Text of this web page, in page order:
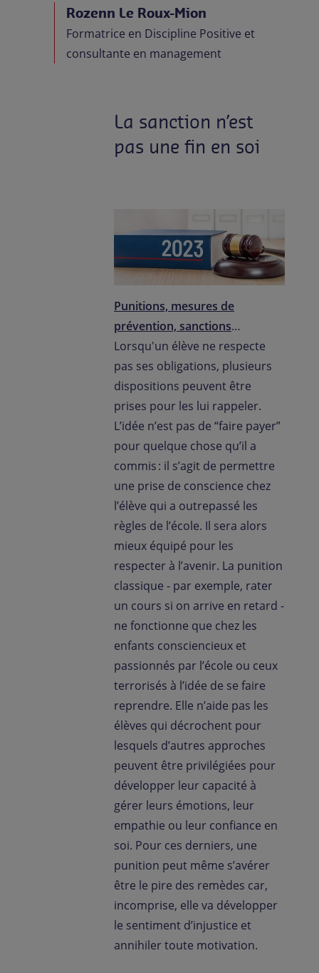
Rozenn Le Roux-Mion
Formatrice en Discipline Positive et
consultante en management
La sanction n’est
pas une fin en soi
Punitions, mesures de
prévention, sanctions…
Lorsqu'un élève ne respecte
pas ses obligations, plusieurs
dispositions peuvent être
prises pour les lui rappeler.
L’idée n’est pas de “faire payer”
pour quelque chose qu’il a
commis : il s’agit de permettre
une prise de conscience chez
l’élève qui a outrepassé les
règles de l’école. Il sera alors
mieux équipé pour les
respecter à l’avenir. La punition
classique - par exemple, rater
un cours si on arrive en retard -
ne fonctionne que chez les
enfants consciencieux et
passionnés par l’école ou ceux
terrorisés à l’idée de se faire
reprendre. Elle n’aide pas les
élèves qui décrochent pour
lesquels d’autres approches
peuvent être privilégiées pour
développer leur capacité à
gérer leurs émotions, leur
empathie ou leur confiance en
soi. Pour ces derniers, une
punition peut même s’avérer
être le pire des remèdes car,
incomprise, elle va développer
le sentiment d’injustice et
annihiler toute motivation.